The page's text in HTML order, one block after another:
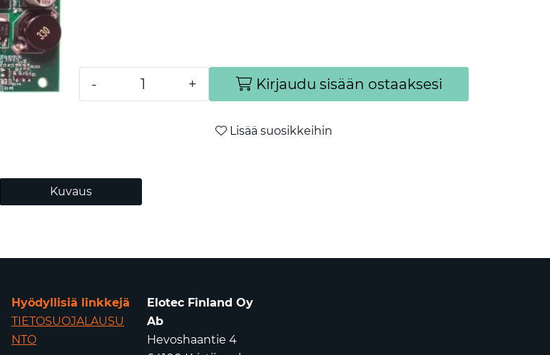
- + Kirjaudu sisään ostaaksesi
Lisää suosikkeihin
Kuvaus
Hyödyllisiä linkkejä
TIETOSUOJALAUSU
NTO
Elotec Finland Oy
Ab
Hevoshaantie 4